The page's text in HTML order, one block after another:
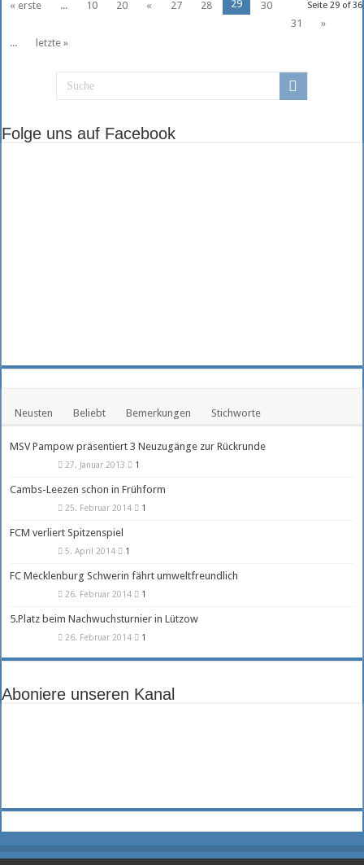
Seite 29 of 36
« erste ... 10 20 « 27 28 29
30
31
»
...
letzte »
Folge uns auf Facebook
Neusten Beliebt Bemerkungen Stichworte
MSV Pampow präsentiert 3 Neuzugänge zur Rückrunde
27. Januar 2013 1
Cambs-Leezen schon in Frühform
25. Februar 2014 1
FCM verliert Spitzenspiel
5. April 2014 1
FC Mecklenburg Schwerin fährt umweltfreundlich
26. Februar 2014 1
5.Platz beim Nachwuchsturnier in Lützow
26. Februar 2014 1
Aboniere unseren Kanal